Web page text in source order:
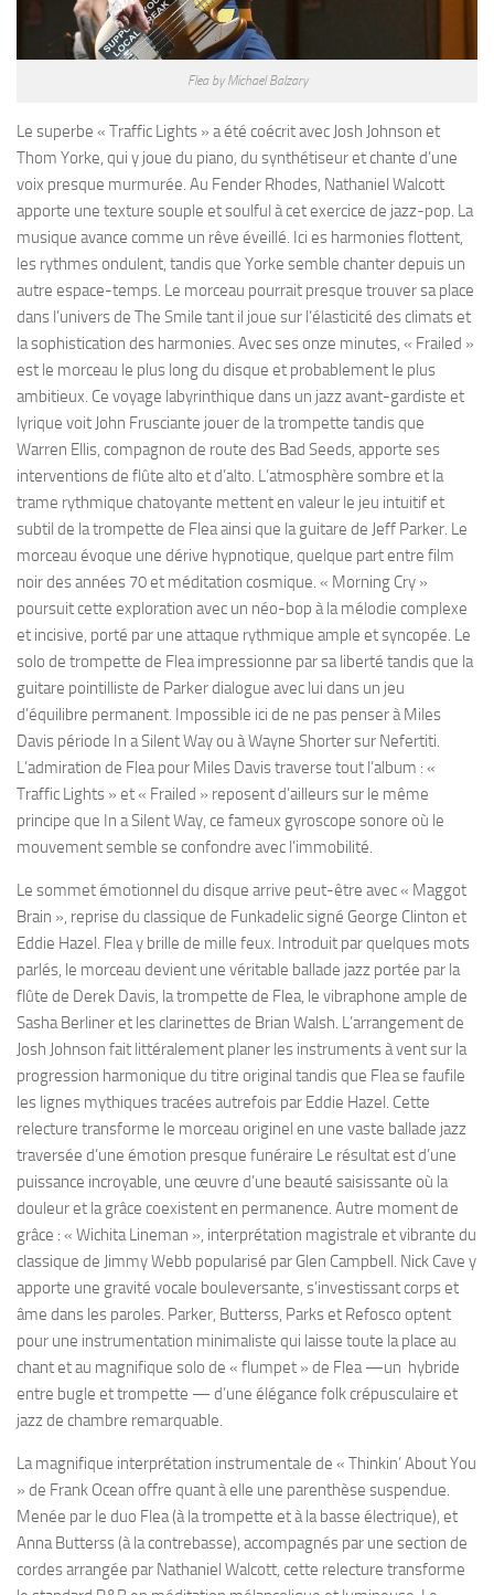
Flea by Michael Balzary
Le superbe « Traffic Lights » a été coécrit avec Josh Johnson et
Thom Yorke, qui y joue du piano, du synthétiseur et chante d’une
voix presque murmurée. Au Fender Rhodes, Nathaniel Walcott
apporte une texture souple et soulful à cet exercice de jazz-pop. La
musique avance comme un rêve éveillé. Ici es harmonies flottent,
les rythmes ondulent, tandis que Yorke semble chanter depuis un
autre espace-temps. Le morceau pourrait presque trouver sa place
dans l’univers de The Smile tant il joue sur l’élasticité des climats et
la sophistication des harmonies. Avec ses onze minutes, « Frailed »
est le morceau le plus long du disque et probablement le plus
ambitieux. Ce voyage labyrinthique dans un jazz avant-gardiste et
lyrique voit John Frusciante jouer de la trompette tandis que
Warren Ellis, compagnon de route des Bad Seeds, apporte ses
interventions de flûte alto et d’alto. L’atmosphère sombre et la
trame rythmique chatoyante mettent en valeur le jeu intuitif et
subtil de la trompette de Flea ainsi que la guitare de Jeff Parker. Le
morceau évoque une dérive hypnotique, quelque part entre film
noir des années 70 et méditation cosmique. « Morning Cry »
poursuit cette exploration avec un néo-bop à la mélodie complexe
et incisive, porté par une attaque rythmique ample et syncopée. Le
solo de trompette de Flea impressionne par sa liberté tandis que la
guitare pointilliste de Parker dialogue avec lui dans un jeu
d’équilibre permanent. Impossible ici de ne pas penser à Miles
Davis période In a Silent Way ou à Wayne Shorter sur Nefertiti.
L’admiration de Flea pour Miles Davis traverse tout l’album : «
Traffic Lights » et « Frailed » reposent d’ailleurs sur le même
principe que In a Silent Way, ce fameux gyroscope sonore où le
mouvement semble se confondre avec l’immobilité.
Le sommet émotionnel du disque arrive peut-être avec « Maggot
Brain », reprise du classique de Funkadelic signé George Clinton et
Eddie Hazel. Flea y brille de mille feux. Introduit par quelques mots
parlés, le morceau devient une véritable ballade jazz portée par la
flûte de Derek Davis, la trompette de Flea, le vibraphone ample de
Sasha Berliner et les clarinettes de Brian Walsh. L’arrangement de
Josh Johnson fait littéralement planer les instruments à vent sur la
progression harmonique du titre original tandis que Flea se faufile
les lignes mythiques tracées autrefois par Eddie Hazel. Cette
relecture transforme le morceau originel en une vaste ballade jazz
traversée d’une émotion presque funéraire Le résultat est d’une
puissance incroyable, une œuvre d’une beauté saisissante où la
douleur et la grâce coexistent en permanence. Autre moment de
grâce : « Wichita Lineman », interprétation magistrale et vibrante du
classique de Jimmy Webb popularisé par Glen Campbell. Nick Cave y
apporte une gravité vocale bouleversante, s’investissant corps et
âme dans les paroles. Parker, Butterss, Parks et Refosco optent
pour une instrumentation minimaliste qui laisse toute la place au
chant et au magnifique solo de « flumpet » de Flea —un hybride
entre bugle et trompette — d’une élégance folk crépusculaire et
jazz de chambre remarquable.
La magnifique interprétation instrumentale de « Thinkin’ About You
» de Frank Ocean offre quant à elle une parenthèse suspendue.
Menée par le duo Flea (à la trompette et à la basse électrique), et
Anna Butterss (à la contrebasse), accompagnés par une section de
cordes arrangée par Nathaniel Walcott, cette relecture transforme